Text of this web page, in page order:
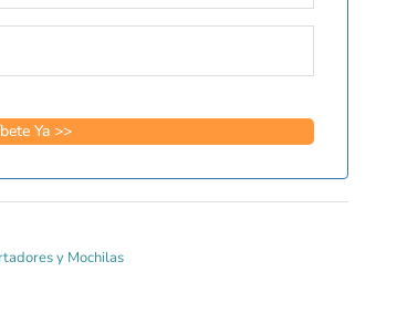
y Mochilas